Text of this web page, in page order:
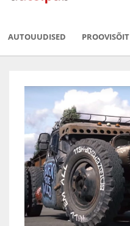
AUTOUUDISED PROOVISÕIT